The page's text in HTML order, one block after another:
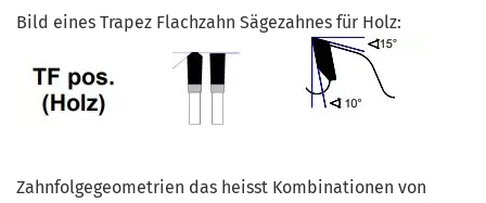
Bild eines Trapez Flachzahn Sägezahnes für Holz:
Zahnfolgegeometrien das heisst Kombinationen von